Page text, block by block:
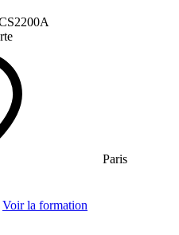
Paris
Voir la formation